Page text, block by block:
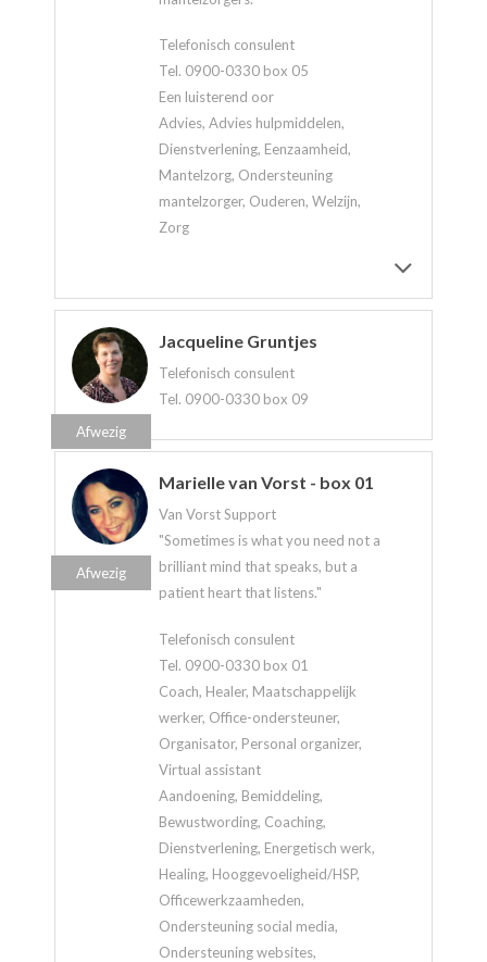
Telefonisch consulent
Tel. 0900-0330 box 05
Een luisterend oor
Advies, Advies hulpmiddelen,
Dienstverlening, Eenzaamheid,
Mantelzorg, Ondersteuning
mantelzorger, Ouderen, Welzijn,
Zorg
Jacqueline Gruntjes
Telefonisch consulent
Tel. 0900-0330 box 09
Afwezig
Marielle van Vorst - box 01
Van Vorst Support
"Sometimes is what you need not a
brilliant mind that speaks, but a
patient heart that listens."
Telefonisch consulent
Tel. 0900-0330 box 01
Coach, Healer, Maatschappelijk
werker, Office-ondersteuner,
Organisator, Personal organizer,
Virtual assistant
Aandoening, Bemiddeling,
Bewustwording, Coaching,
Dienstverlening, Energetisch werk,
Healing, Hooggevoeligheid/HSP,
Officewerkzaamheden,
Ondersteuning social media,
Ondersteuning websites,
Afwezig